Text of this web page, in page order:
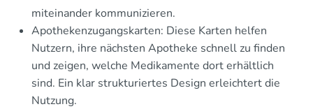
miteinander kommunizieren.
Apothekenzugangskarten: Diese Karten helfen
Nutzern, ihre nächsten Apotheke schnell zu finden
und zeigen, welche Medikamente dort erhältlich
sind. Ein klar strukturiertes Design erleichtert die
Nutzung.